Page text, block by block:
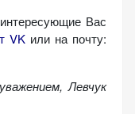
Вас
VKили на почту:
Левчук